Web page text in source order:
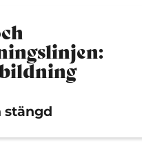
stängd